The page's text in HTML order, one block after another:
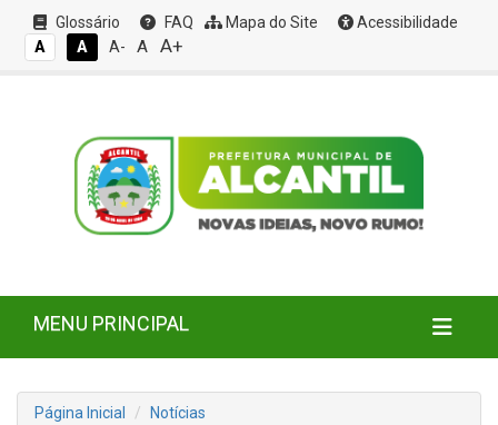
Glossário FAQ Mapa do Site
Acessibilidade
A
A A- A A+
MENU PRINCIPAL
Página Inicial
Notícias